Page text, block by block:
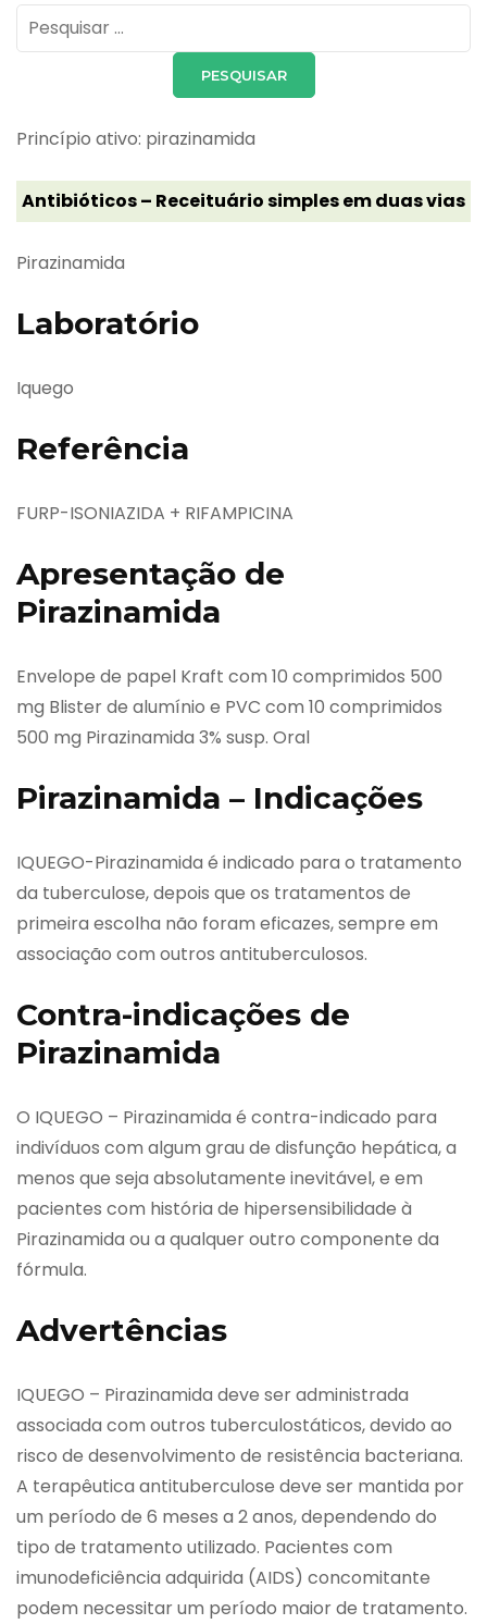
Pesquisar
por:
Princípio ativo: pirazinamida
Antibióticos – Receituário simples em duas vias
Pirazinamida
Laboratório
Iquego
Referência
FURP-ISONIAZIDA + RIFAMPICINA
Apresentação de
Pirazinamida
Envelope de papel Kraft com 10 comprimidos 500
mg Blister de alumínio e PVC com 10 comprimidos
500 mg Pirazinamida 3% susp. Oral
Pirazinamida – Indicações
IQUEGO-Pirazinamida é indicado para o tratamento
da tuberculose, depois que os tratamentos de
primeira escolha não foram eficazes, sempre em
associação com outros antituberculosos.
Contra-indicações de
Pirazinamida
O IQUEGO – Pirazinamida é contra-indicado para
indivíduos com algum grau de disfunção hepática, a
menos que seja absolutamente inevitável, e em
pacientes com história de hipersensibilidade à
Pirazinamida ou a qualquer outro componente da
fórmula.
Advertências
IQUEGO – Pirazinamida deve ser administrada
associada com outros tuberculostáticos, devido ao
risco de desenvolvimento de resistência bacteriana.
A terapêutica antituberculose deve ser mantida por
um período de 6 meses a 2 anos, dependendo do
tipo de tratamento utilizado. Pacientes com
imunodeficiência adquirida (AIDS) concomitante
podem necessitar um período maior de tratamento.